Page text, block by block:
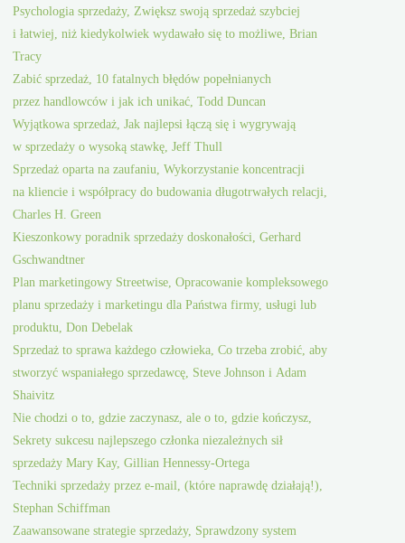
Psychologia sprzedaży, Zwiększ swoją sprzedaż szybciej
i łatwiej, niż kiedykolwiek wydawało się to możliwe, Brian
Tracy
Zabić sprzedaż, 10 fatalnych błędów popełnianych
przez handlowców i jak ich unikać, Todd Duncan
Wyjątkowa sprzedaż, Jak najlepsi łączą się i wygrywają
w sprzedaży o wysoką stawkę, Jeff Thull
Sprzedaż oparta na zaufaniu, Wykorzystanie koncentracji
na kliencie i współpracy do budowania długotrwałych relacji,
Charles H. Green
Kieszonkowy poradnik sprzedaży doskonałości, Gerhard
Gschwandtner
Plan marketingowy Streetwise, Opracowanie kompleksowego
planu sprzedaży i marketingu dla Państwa firmy, usługi lub
produktu, Don Debelak
Sprzedaż to sprawa każdego człowieka, Co trzeba zrobić, aby
stworzyć wspaniałego sprzedawcę, Steve Johnson i Adam
Shaivitz
Nie chodzi o to, gdzie zaczynasz, ale o to, gdzie kończysz,
Sekrety sukcesu najlepszego członka niezależnych sił
sprzedaży Mary Kay, Gillian Hennessy-Ortega
Techniki sprzedaży przez e-mail, (które naprawdę działają!),
Stephan Schiffman
Zaawansowane strategie sprzedaży, Sprawdzony system